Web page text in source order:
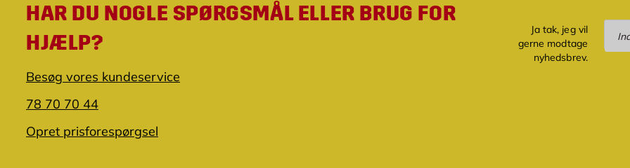
HAR DU NOGLE SPØRGSMÅL ELLER BRUG FOR
HJÆLP?
Besøg vores kundeservice
78 70 70 44
Opret prisforespørgsel
Ja tak, jeg vil
gerne modtage
nyhedsbrev.